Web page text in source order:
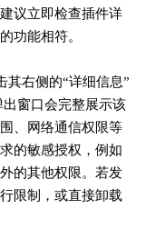
议立即检查插件详
功能相符。
其右侧的“详细信息”
窗口会完整展示该
、网络通信权限等
的敏感授权，例如
的其他权限。若发
限制，或直接卸载